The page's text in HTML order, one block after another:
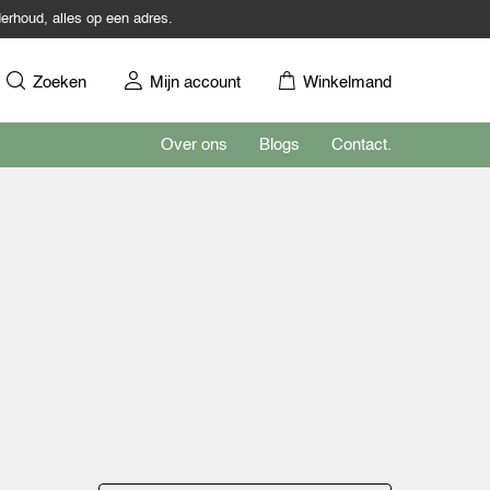
alles op een adres.
Zoeken Mijn account Winkelmand
Over ons Blogs Contact.